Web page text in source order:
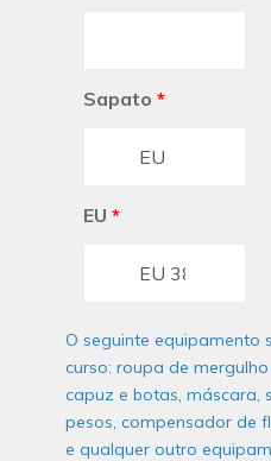
Sapato *
EU *
O seguinte equipamento
curso: roupa de
capuz e botas, máscara,
pesos, compensador de
e qualquer outro